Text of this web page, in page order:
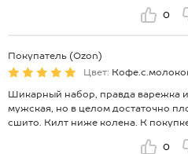
0
Покупатель (Ozon)
Цвет:
Шикарный набор, правда варежка
мужская, но в целом достаточно
сшито. Килт ниже колена. К
0